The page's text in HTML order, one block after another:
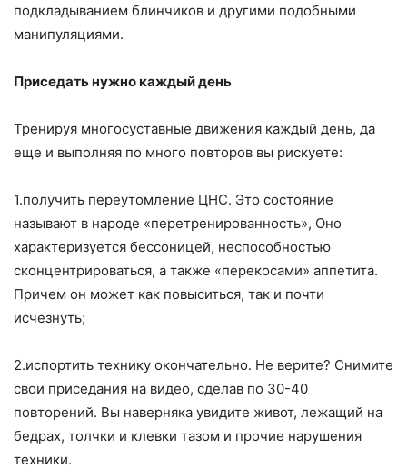
подкладыванием блинчиков и другими подобными
манипуляциями.
Приседать нужно каждый день
Тренируя многосуставные движения каждый день, да
еще и выполняя по много повторов вы рискуете:
1.получить переутомление ЦНС. Это состояние
называют в народе «перетренированность», Оно
характеризуется бессоницей, неспособностью
сконцентрироваться, а также «перекосами» аппетита.
Причем он может как повыситься, так и почти
исчезнуть;
2.испортить технику окончательно. Не верите? Снимите
свои приседания на видео, сделав по 30-40
повторений. Вы наверняка увидите живот, лежащий на
бедрах, толчки и клевки тазом и прочие нарушения
техники.